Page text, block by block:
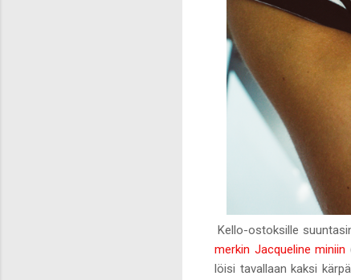
Kello-ostoksille
merkin Jacqueline miniin
löisi tavallaan kaksi